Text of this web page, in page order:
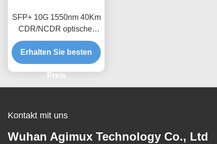
SFP+ 10G 1550nm 40Km
CDR/NCDR optischer
Empfängermodul
Erhalten Sie besten
Preis
Kontakt mit uns
Wuhan Agimux Technology Co., Ltd